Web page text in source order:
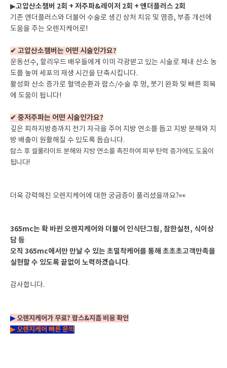
▶고압산소챔버 2회 + 저주파&레이저 2회 + 엔더플러스 2회
기존 엔더플러스와 더불어 수술로 생긴 상처 치유 및 염증, 부종 개선에
도움을 주는 오렌지케어로!
✔ 고압산소챔버는 어떤 시술인가요?
운동선수, 할리우드 배우들에게 이미 각광받고 있는 시술로 체내 산소 농
도를 높여 세포의 재생 시간을 단축시킵니다.
활성화 산소 증가로 혈액순환과 람스/수술 후 멍, 붓기 완화 및 빠른 회복
에 도움이 됩니다!
✔ 중저주파는 어떤 시술인가요?
깊은 피하지방층까지 전기 자극을 주어 지방 연소를 돕고 지방 분해와 지
방 배출이 원활해질 수 있도록 돕습니다.
람스 후 셀룰라이트 분해와 지방 연소를 촉진하여 피부 탄력 증가에도 도움이
됩니다!
더욱 강력해진 오렌지케어에 대한 궁금증이 풀리셨을까요?👀
365mc는 확 바뀐 오렌지케어와 더불어 인식단그림, 참한실천, 식이상
담 등
오직 365mc에서만 만날 수 있는 초밀착케어를 통해 초초초고객만족을
실현할 수 있도록 끝없이 노력하겠습니다.
감사합니다.
▶오렌지케어가 무료? 람스&지흡 비용 확인
▶오렌지케어 빠른 문의